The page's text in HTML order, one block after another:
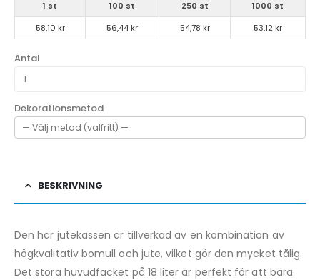
1 st 100 st 250 st
1000 st
58,10 kr
56,44 kr 54,78 kr 53,12 kr
Antal
Dekorationsmetod
BESKRIVNING
Den här jutekassen är tillverkad av en kombination av
högkvalitativ bomull och jute, vilket gör den mycket tålig.
Det stora huvudfacket på 18 liter är perfekt för att bära